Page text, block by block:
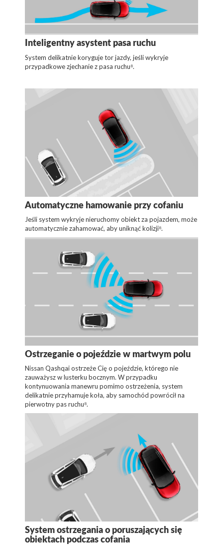
Inteligentny asystent pasa ruchu
System delikatnie koryguje tor jazdy, jeśli wykryje
przypadkowe zjechanie z pasa ruchu⁸.
Automatyczne hamowanie przy cofaniu
Jeśli system wykryje nieruchomy obiekt za pojazdem, może
automatycznie zahamować, aby uniknąć kolizji⁸.
Ostrzeganie o pojeździe w martwym polu
Nissan Qashqai ostrzeże Cię o pojeździe, którego nie
zauważysz w lusterku bocznym. W przypadku
kontynuowania manewru pomimo ostrzeżenia, system
delikatnie przyhamuje koła, aby samochód powrócił na
pierwotny pas ruchu⁸.
System ostrzegania o poruszających się
obiektach podczas cofania